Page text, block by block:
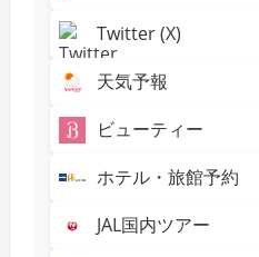
Twitter (X)
天気予報
ビューティー
ホテル・旅館予約
JAL国内ツアー